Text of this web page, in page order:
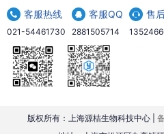
客服热线
021-54461730
客服QQ
2881505714
售
版权所有：上海源桔生物科技中心 |